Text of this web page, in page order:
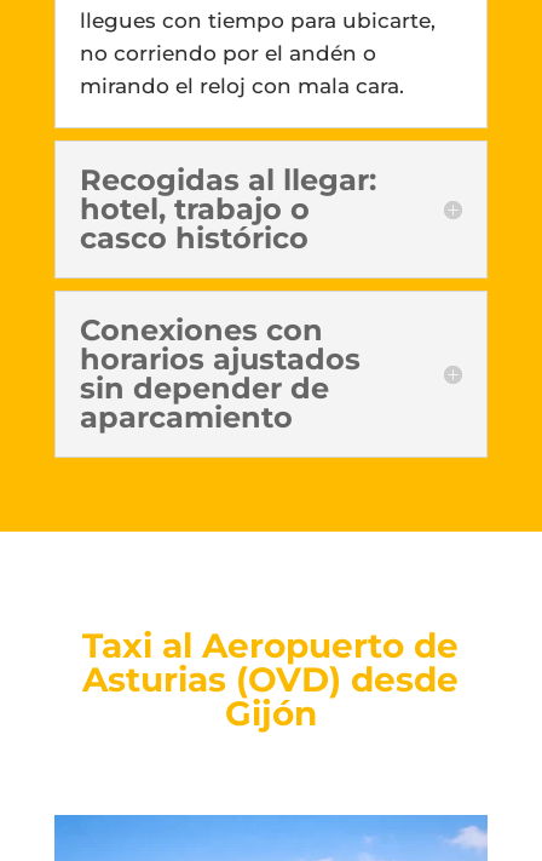
llegues con tiempo para ubicarte,
no corriendo por el andén o
mirando el reloj con mala cara.
Recogidas al llegar:
hotel, trabajo o
casco histórico
Conexiones con
horarios ajustados
sin depender de
aparcamiento
Taxi al Aeropuerto de
Asturias (OVD) desde
Gijón